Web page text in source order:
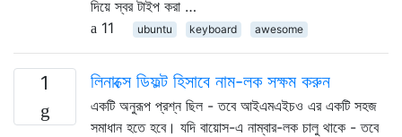
দিয়ে স্বর টাইপ করা …
11
ubuntu keyboard awesome
1 লিনাক্সে ডিফল্ট হিসাবে নাম-লক সক্ষম করুন
একটি অনুরূপ প্রশ্ন ছিল - তবে আইএমএইচও এর একটি সহজ
সমাধান হতে হবে। যদি বায়োস-এ নাম্বার-লক চালু থাকে - তবে